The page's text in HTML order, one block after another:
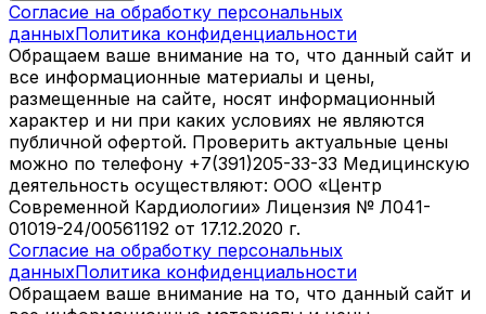
Согласие на обработку персональных
данныхПолитика конфиденциальности
Обращаем ваше внимание на то, что данный сайт и
все информационные материалы и цены,
размещенные на сайте, носят информационный
характер и ни при каких условиях не являются
публичной офертой. Проверить актуальные цены
можно по телефону +7(391)205-33-33 Медицинскую
деятельность осуществляют: ООО «Центр
Современной Кардиологии» Лицензия № Л041-
01019-24/00561192 от 17.12.2020 г.
Согласие на обработку персональных
данныхПолитика конфиденциальности
Обращаем ваше внимание на то, что данный сайт и